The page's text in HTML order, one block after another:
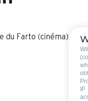
du Farto (cinéma),